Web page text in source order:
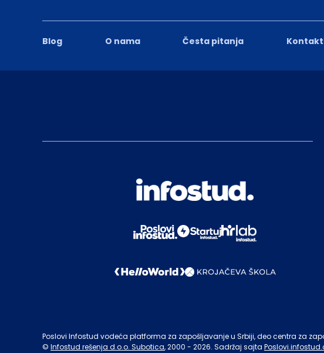
Blog O nama Česta pitanja
Poslovi Infostud vodeća platforma za zapošljavanje u Srbiji, deo centra za
© Infostud rešenja d.o.o. Subotica, 2000 - 2026. Sadržaj sajta